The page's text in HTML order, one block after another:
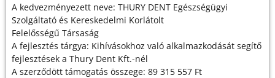
A kedvezményezett neve: THURY DENT Egészségügyi
Szolgáltató és Kereskedelmi Korlátolt
Felelősségű Társaság
A fejlesztés tárgya: Kihívásokhoz való alkalmazkodását segítő
fejlesztések a Thury Dent Kft.-nél
A szerződött támogatás összege: 89 315 557 Ft